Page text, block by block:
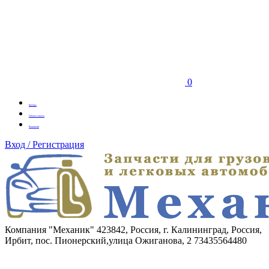
0
Бренды
Оплата заказа
Вакансии
Вход / Регистрация
Компания "Механик" 423842, Россия, г. Калининград, Россия,
Ирбит, пос. Пионерский,улица Ожиганова, 2 73435564480